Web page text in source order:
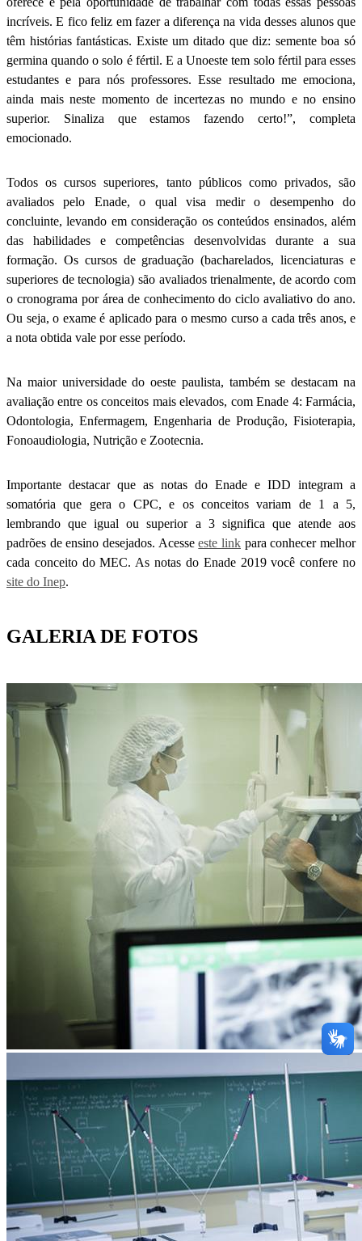
incríveis. E fico feliz em fazer a diferença na vida desses alunos que
têm histórias fantásticas. Existe um ditado que diz: semente boa só
germina quando o solo é fértil. E a Unoeste tem solo fértil para esses
estudantes e para nós professores. Esse resultado me emociona,
ainda mais neste momento de incertezas no mundo e no ensino
superior. Sinaliza que estamos fazendo certo!”, completa
emocionado.
Todos os cursos superiores, tanto públicos como privados, são
avaliados pelo Enade, o qual visa medir o desempenho do
concluinte, levando em consideração os conteúdos ensinados, além
das habilidades e competências desenvolvidas durante a sua
formação. Os cursos de graduação (bacharelados, licenciaturas e
superiores de tecnologia) são avaliados trienalmente, de acordo com
o cronograma por área de conhecimento do ciclo avaliativo do ano.
Ou seja, o exame é aplicado para o mesmo curso a cada três anos, e
a nota obtida vale por esse período.
Na maior universidade do oeste paulista, também se destacam na
avaliação entre os conceitos mais elevados, com Enade 4: Farmácia,
Odontologia, Enfermagem, Engenharia de Produção, Fisioterapia,
Fonoaudiologia, Nutrição e Zootecnia.
Importante destacar que as notas do Enade e IDD integram a
somatória que gera o CPC, e os conceitos variam de 1 a 5,
lembrando que igual ou superior a 3 significa que atende aos
padrões de ensino desejados. Acesseeste link para conhecer melhor
cada conceito do MEC. As notas do Enade 2019 você confere no
site do Inep.
GALERIA DE FOTOS